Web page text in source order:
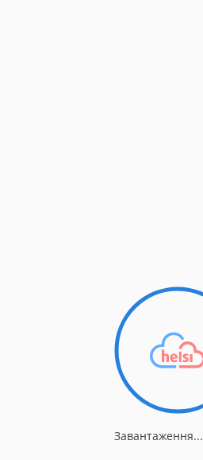
Завантаження...